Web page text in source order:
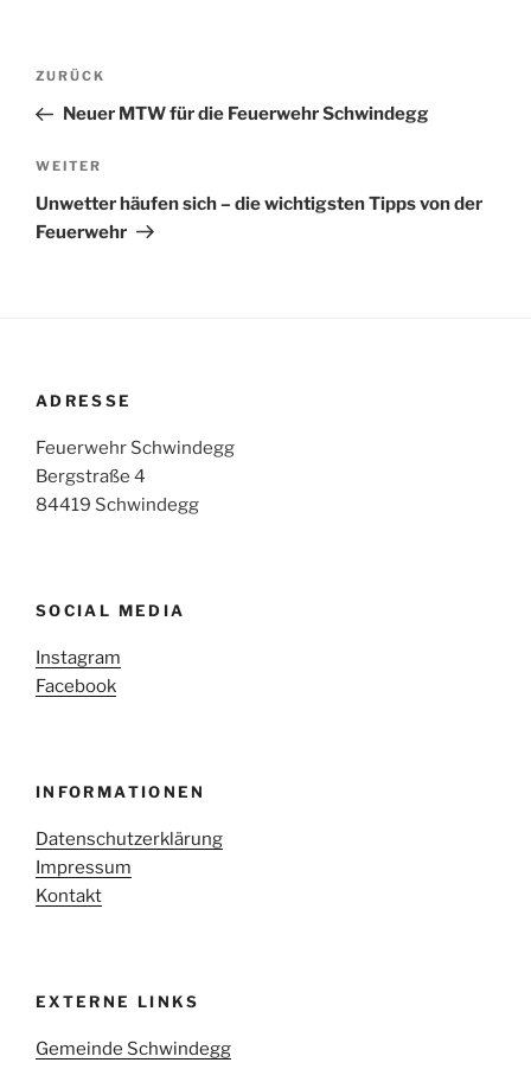
Beitragsnavigation
Vorheriger
Beitrag
ZURÜCK
Neuer MTW für die Feuerwehr Schwindegg
Nächster
Beitrag
WEITER
Unwetter häufen sich – die wichtigsten Tipps von der
Feuerwehr
ADRESSE
Feuerwehr Schwindegg
Bergstraße 4
84419 Schwindegg
SOCIAL MEDIA
Instagram
Facebook
INFORMATIONEN
Datenschutzerklärung
Impressum
Kontakt
EXTERNE LINKS
Gemeinde Schwindegg